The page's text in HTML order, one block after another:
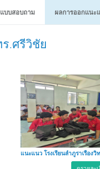
แบบสอบถาม ผลการออกแนะ
.ศรีวิชัย
แนะแนว โรงเรียนลำภูราเรือง